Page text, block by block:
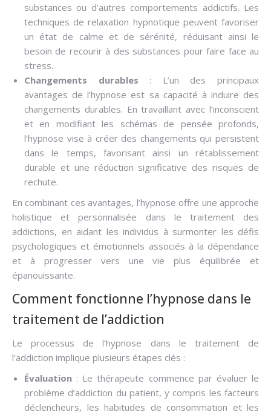
substances ou d’autres comportements addictifs. Les
techniques de relaxation hypnotique peuvent favoriser
un état de calme et de sérénité, réduisant ainsi le
besoin de recourir à des substances pour faire face au
stress.
Changements durables : L’un des principaux
avantages de l’hypnose est sa capacité à induire des
changements durables. En travaillant avec l’inconscient
et en modifiant les schémas de pensée profonds,
l’hypnose vise à créer des changements qui persistent
dans le temps, favorisant ainsi un rétablissement
durable et une réduction significative des risques de
rechute.
En combinant ces avantages, l’hypnose offre une approche
holistique et personnalisée dans le traitement des
addictions, en aidant les individus à surmonter les défis
psychologiques et émotionnels associés à la dépendance
et à progresser vers une vie plus équilibrée et
épanouissante.
Comment fonctionne l’hypnose dans le
traitement de l’addiction
Le processus de l’hypnose dans le traitement de
l’addiction implique plusieurs étapes clés :
Évaluation : Le thérapeute commence par évaluer le
problème d’addiction du patient, y compris les facteurs
déclencheurs, les habitudes de consommation et les